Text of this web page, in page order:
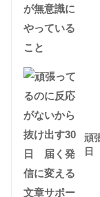
頑
日